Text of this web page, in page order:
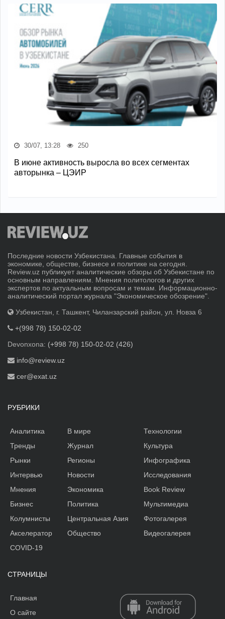
30/07, 13:28 250
В июне активность выросла во всех сегментах
авторынка – ЦЭИР
Последние новости Узбекистана. Главные события в
экономике, обществе, бизнесе и политике на сегодня.
Review.uz публикует аналитические обзоры об Узбекистане по
основным направлениям. Мнения политологов и других
экспертов по актуальным вопросам и темам. Информационно-
аналитический портал журнала "Экономическое обозрение".
Узбекистан, г. Ташкент, Чиланзарский район, ул. Новза 6
+(998 78) 150-02-02
Devonxona: (+998 78) 150-02-02 (426)
info@review.uz
cer@exat.uz
РУБРИКИ
Аналитика
Тренды
Рынки
Интервью
Мнения
Бизнес
Колумнисты
Акселератор
В мире
Журнал
Регионы
Новости
Экономика
Политика
Центральная Азия
Общество
Технологии
Культура
Инфографика
Исследования
Book Review
Мультимедиа
Фотогалерея
Видеогалерея
COVID-19
СТРАНИЦЫ
Главная
О сайте